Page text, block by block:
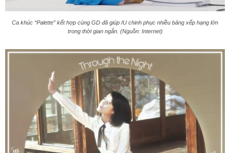
Ca khúc “Palette” kết hợp cùng GD đã giúp IU chinh phục nhiều bảng xếp hạng lớn
trong thời gian ngắn. (Nguồn: Internet)